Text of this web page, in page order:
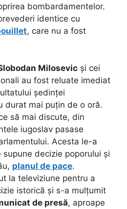
bombardamentelor.
identice cu
, care nu a fost
Milosevic și cei
au fost reluate imediat
ședinței
durat mai puțin de o oră.
să mai discute, din
iugoslav pasase
Acesta le-a
decizie poporului și
planul de pace.
la televiziune pentru a
istorică și s-a mulțumit
de presă, aproape